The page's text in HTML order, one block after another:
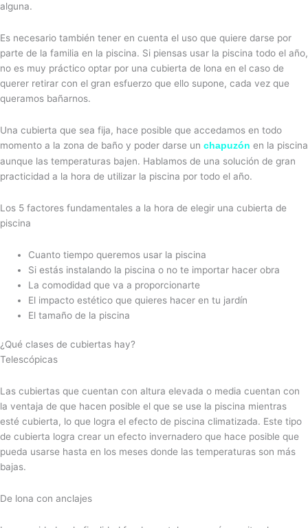
alguna.
Es necesario también tener en cuenta el uso que quiere darse por
parte de la familia en la piscina. Si piensas usar la piscina todo el año,
no es muy práctico optar por una cubierta de lona en el caso de
querer retirar con el gran esfuerzo que ello supone, cada vez que
queramos bañarnos.
Una cubierta que sea fija, hace posible que accedamos en todo
momento a la zona de baño y poder darse un chapuzón en la piscina
aunque las temperaturas bajen. Hablamos de una solución de gran
practicidad a la hora de utilizar la piscina por todo el año.
Los 5 factores fundamentales a la hora de elegir una cubierta de
piscina
Cuanto tiempo queremos usar la piscina
Si estás instalando la piscina o no te importar hacer obra
La comodidad que va a proporcionarte
El impacto estético que quieres hacer en tu jardín
El tamaño de la piscina
¿Qué clases de cubiertas hay?
Telescópicas
Las cubiertas que cuentan con altura elevada o media cuentan con
la ventaja de que hacen posible el que se use la piscina mientras
esté cubierta, lo que logra el efecto de piscina climatizada. Este tipo
de cubierta logra crear un efecto invernadero que hace posible que
pueda usarse hasta en los meses donde las temperaturas son más
bajas.
De lona con anclajes